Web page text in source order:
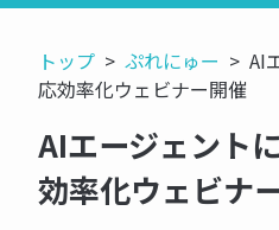
トップ ぷれにゅー
AI
応効率化ウェビナー開催
AIエージェント
効率化ウェビナ